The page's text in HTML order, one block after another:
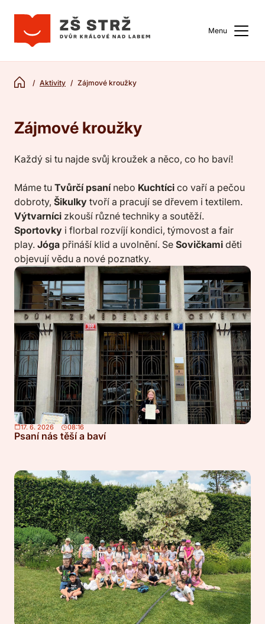
Menu
Aktivity Zájmové kroužky
Zájmové kroužky
Každý si tu najde svůj kroužek a něco, co ho baví!
Máme tu Tvůrčí psaní nebo Kuchtíci co vaří a pečou
dobroty, Šikulky tvoří a pracují se dřevem i textilem.
Výtvarníci zkouší různé techniky a soutěží.
Sportovky i florbal rozvíjí kondici, týmovost a fair
play. Jóga přináší klid a uvolnění. Se Sovičkami děti
objevují vědu a nové poznatky.
17. 6. 2026 08:16
Psaní nás těší a baví